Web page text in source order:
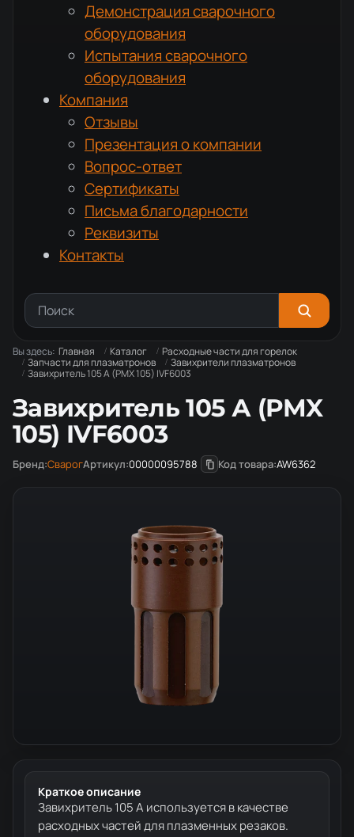
Демонстрация сварочного
оборудования
Испытания сварочного
оборудования
Компания
Отзывы
Презентация о компании
Вопрос-ответ
Сертификаты
Письма благодарности
Реквизиты
Контакты
Вы здесь: Главная Каталог
Расходные части для горелок
Запчасти для плазматронов
Завихрители плазматронов
Завихритель 105 А (PMX 105) IVF6003
Завихритель 105 А (PMX
105) IVF6003
Бренд:СварогАртикул:00000095788 Код товара:AW6362
Краткое описание
Завихритель 105 А используется в качестве
расходных частей для плазменных резаков.